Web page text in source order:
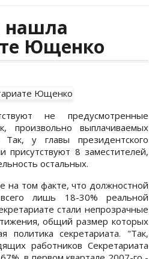
нашла
Ющенко
не предусмотренные
произвольно выплачиваемых
у главы президентского
присутствуют 8 заместителей,
остальных.
на том факте, что должностной
лишь 18-30% реальной
стали непрозрачные
общий размер которых
политика секретариата. "Так,
работников Секретариата